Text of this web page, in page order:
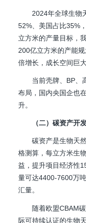
2024年全球生物
52%、美国占比35%
立方米的产量目标，
200亿立方米的产能
倍增长，成长空间巨大
当前壳牌、BP、
布局，国内央国企也
升。
（二）碳资产开
碳资产是生物天
格测算，每立方米生
益，提升项目经济性
量可达4400-7600万
汇量。
随着欧盟CBAM
际可持续认证的生物